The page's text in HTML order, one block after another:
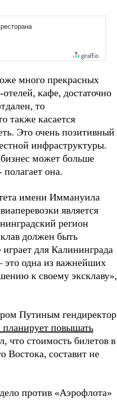
много прекрасных
кафе, достаточно
то
также касается
Это очень позитивный
инфраструктуры.
может больше
она.
имени Иммануила
является
регион
должен быть
для Калининграда
это одна из важнейших
к своему эксклаву»,
Путиным гендиректор
планирует повышать
что стоимость билетов в
Востока, составит не
дело против «Аэрофлота»